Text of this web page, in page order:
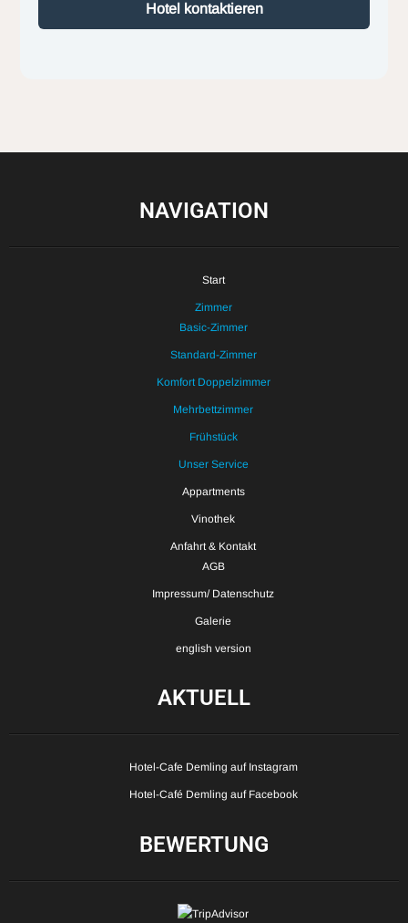
Hotel kontaktieren
NAVIGATION
Start
Zimmer
Basic-Zimmer
Standard-Zimmer
Komfort Doppelzimmer
Mehrbettzimmer
Frühstück
Unser Service
Appartments
Vinothek
Anfahrt & Kontakt
AGB
Impressum/ Datenschutz
Galerie
english version
AKTUELL
Hotel-Cafe Demling auf Instagram
Hotel-Café Demling auf Facebook
BEWERTUNG